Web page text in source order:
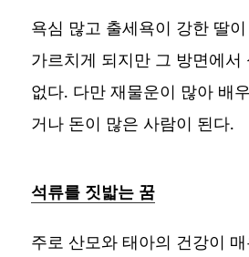
욕심 많고 출세욕이 강한 딸
가르치게 되지만 그 방면에서
없다. 다만 재물운이 많아 배
거나 돈이 많은 사람이 된다.
석류를 짓밟는 꿈
주로 산모와 태아의 건강이